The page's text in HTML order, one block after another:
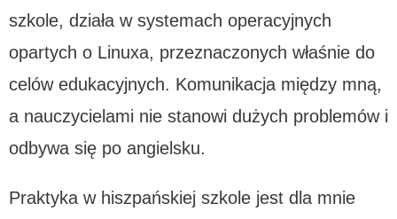
szkole, działa w systemach operacyjnych
opartych o Linuxa, przeznaczonych właśnie do
celów edukacyjnych. Komunikacja między mną,
a nauczycielami nie stanowi dużych problemów i
odbywa się po angielsku.
Praktyka w hiszpańskiej szkole jest dla mnie